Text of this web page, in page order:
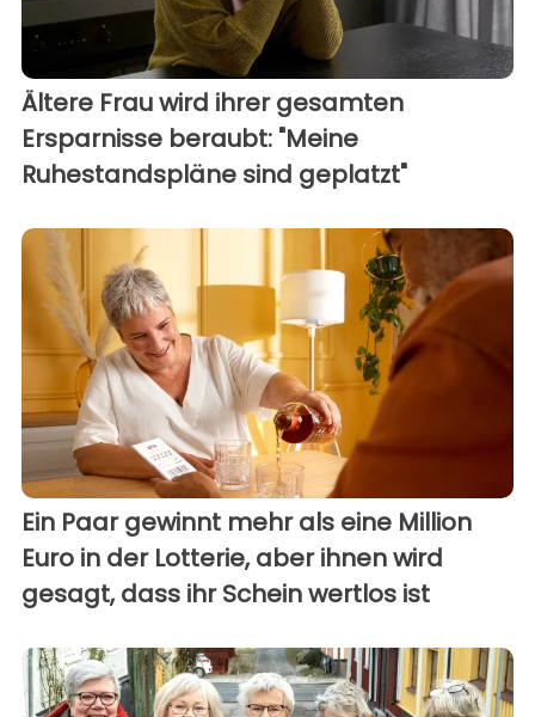
Ältere Frau wird ihrer gesamten
Ersparnisse beraubt: "Meine
Ruhestandspläne sind geplatzt"
Ein Paar gewinnt mehr als eine Million
Euro in der Lotterie, aber ihnen wird
gesagt, dass ihr Schein wertlos ist